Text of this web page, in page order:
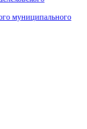
муниципального